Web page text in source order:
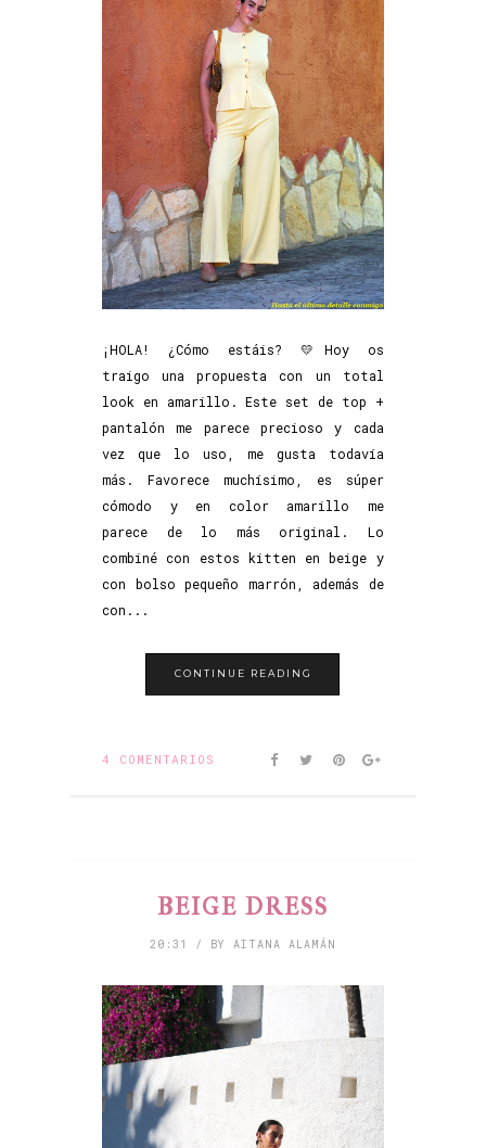
¡HOLA! ¿Cómo estáis? 💛Hoy os
traigo una propuesta con un total
look en amarillo. Este set de top +
pantalón me parece precioso y cada
vez que lo uso, me gusta todavía
más. Favorece muchísimo, es súper
cómodo y en color amarillo me
parece de lo más original. Lo
combiné con estos kitten en beige y
con bolso pequeño marrón, además de
con...
CONTINUE READING
4 COMENTARIOS
BEIGE DRESS
20:31 / BY AITANA ALAMÁN